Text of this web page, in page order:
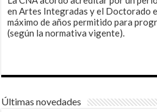
en Artes Integradas y el Doctorado
máximo de años permitido para
(según la normativa vigente).
Últimas novedades